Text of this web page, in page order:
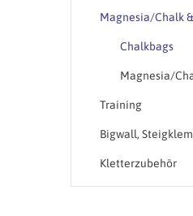
Magnesia/Chalk
Chalkbags
Magnesia/
Training
Bigwall,
Kletterzubehör